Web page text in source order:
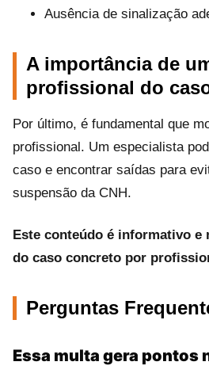
Ausência de sinalização
A importância de
profissional do
Por último, é fundamental que
profissional. Um especialista
caso e encontrar saídas para
suspensão da CNH.
Este conteúdo é informativo
do caso concreto por
Perguntas
Essa multa gera pontos